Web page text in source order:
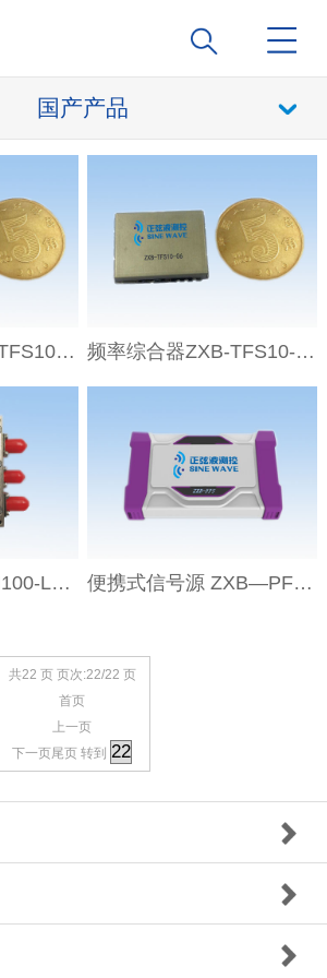
国产产品
频率综合器 ZXB-TFS10-15 频率综合器ZXB-TFS10-06
锁相晶振ZXB-SM100-LPN 便携式信号源 ZXB—PFS系列
共22 页 页次:22/22 页
首页
上一页
下一页尾页 转到